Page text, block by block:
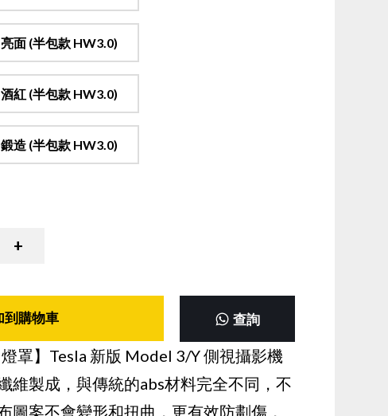
面 (半包款 HW3.0)
紅 (半包款 HW3.0)
造 (半包款 HW3.0)
+
到購物車 查詢
燈罩】Tesla 新版 Model 3/Y 側視攝影機
維製成，與傳統的abs材料完全不同，不
圖案不會變形和扭曲，更有效防劃傷，